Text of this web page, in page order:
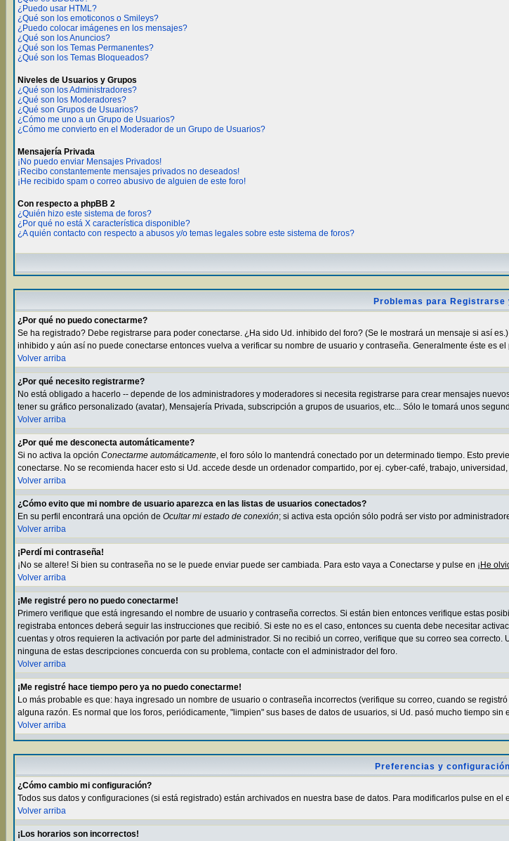
¿Puedo usar HTML?
¿Qué son los emoticonos o Smileys?
¿Puedo colocar imágenes en los mensajes?
¿Qué son los Anuncios?
¿Qué son los Temas Permanentes?
¿Qué son los Temas Bloqueados?
Niveles de Usuarios y Grupos
¿Qué son los Administradores?
¿Qué son los Moderadores?
¿Qué son Grupos de Usuarios?
¿Cómo me uno a un Grupo de Usuarios?
¿Cómo me convierto en el Moderador de un Grupo de Usuarios?
Mensajería Privada
¡No puedo enviar Mensajes Privados!
¡Recibo constantemente mensajes privados no deseados!
¡He recibido spam o correo abusivo de alguien de este foro!
Con respecto a phpBB 2
¿Quién hizo este sistema de foros?
¿Por qué no está X característica disponible?
¿A quién contacto con respecto a abusos y/o temas legales sobre este sistema de foros?
Problemas para Registrarse
¿Por qué no puedo conectarme?
Se ha registrado? Debe registrarse para poder conectarse. ¿Ha sido Ud. inhibido del foro? (Se le mostrará un mensaje si así
inhibido y aún así no puede conectarse entonces vuelva a verificar su nombre de usuario y contraseña. Generalmente éste es
Volver arriba
¿Por qué necesito registrarme?
No está obligado a hacerlo -- depende de los administradores y moderadores si necesita registrarse para crear mensajes
tener su gráfico personalizado (avatar), Mensajería Privada, subscripción a grupos de usuarios, etc... Sólo le tomará unos
Volver arriba
¿Por qué me desconecta automáticamente?
Si no activa la opción Conectarme automáticamente, el foro sólo lo mantendrá conectado por un determinado tiempo. Esto
conectarse. No se recomienda hacer esto si Ud. accede desde un ordenador compartido, por ej. cyber-café, trabajo, universidad,
Volver arriba
¿Cómo evito que mi nombre de usuario aparezca en las listas de usuarios conectados?
En su perfil encontrará una opción de Ocultar mi estado de conexión; si activa esta opción sólo podrá ser visto por
Volver arriba
¡Perdí mi contraseña!
¡No se altere! Si bien su contraseña no se le puede enviar puede ser cambiada. Para esto vaya a Conectarse y pulse en ¡He
Volver arriba
¡Me registré pero no puedo conectarme!
Primero verifique que está ingresando el nombre de usuario y contraseña correctos. Si están bien entonces verifique estas
registraba entonces deberá seguir las instrucciones que recibió. Si este no es el caso, entonces su cuenta debe necesitar
cuentas y otros requieren la activación por parte del administrador. Si no recibió un correo, verifique que su correo sea
ninguna de estas descripciones concuerda con su problema, contacte con el administrador del foro.
Volver arriba
¡Me registré hace tiempo pero ya no puedo conectarme!
Lo más probable es que: haya ingresado un nombre de usuario o contraseña incorrectos (verifique su correo, cuando se
alguna razón. Es normal que los foros, periódicamente, "limpien" sus bases de datos de usuarios, si Ud. pasó mucho tiempo
Volver arriba
Preferencias y
¿Cómo cambio mi configuración?
Todos sus datos y configuraciones (si está registrado) están archivados en nuestra base de datos. Para modificarlos pulse en el
Volver arriba
¡Los horarios son incorrectos!